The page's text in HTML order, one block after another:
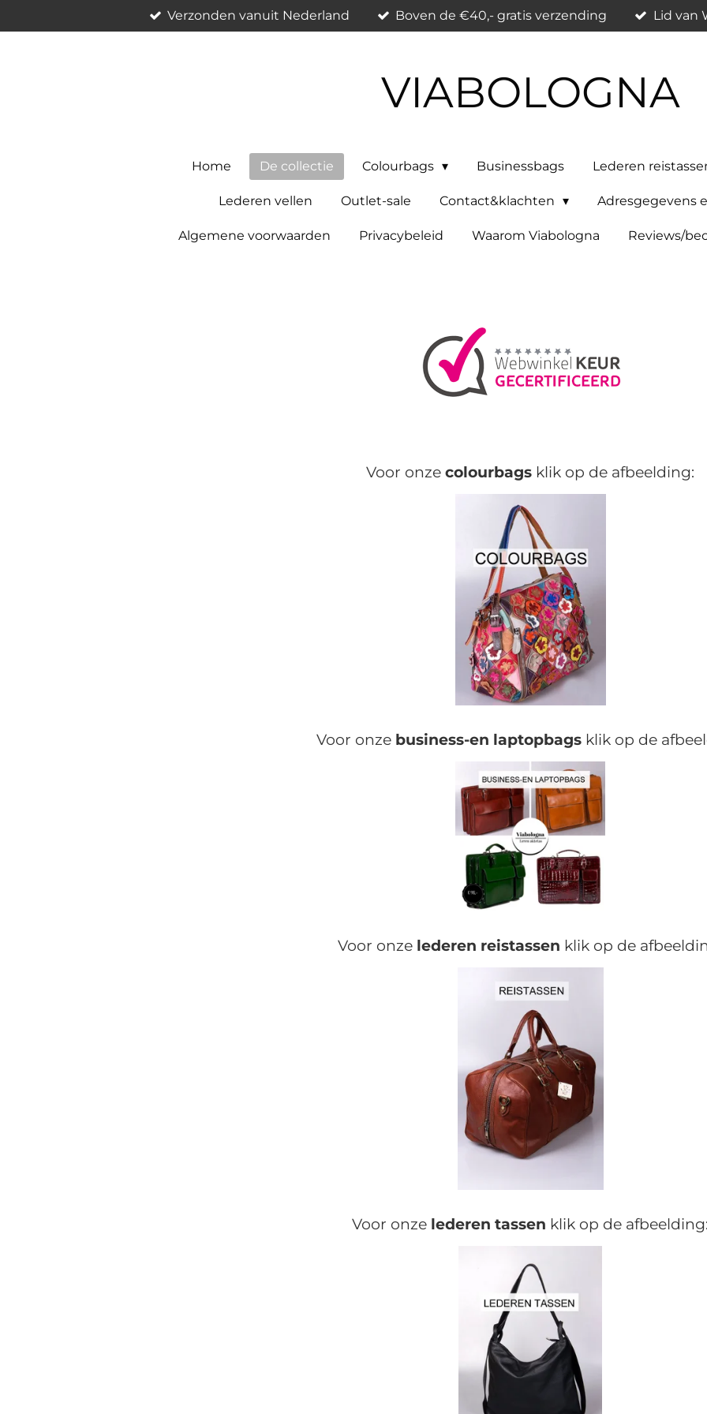
direct
Verzonden vanuit Nederland Boven de €40,- gratis verzending Lid van
VIABOLOGNA
Home De collectie Colourbags Businessbags Lederen
Lederen vellen Outlet-sale Contact&klachten Adresgegevens
Algemene voorwaarden Privacybeleid Waarom Viabologna Reviews/
Voor onze colourbags klik op de afbeelding:
Voor onze business-en laptopbags klik op de
Voor onze lederen reistassen klik op de
Voor onze lederen tassen klik op de afbeelding: